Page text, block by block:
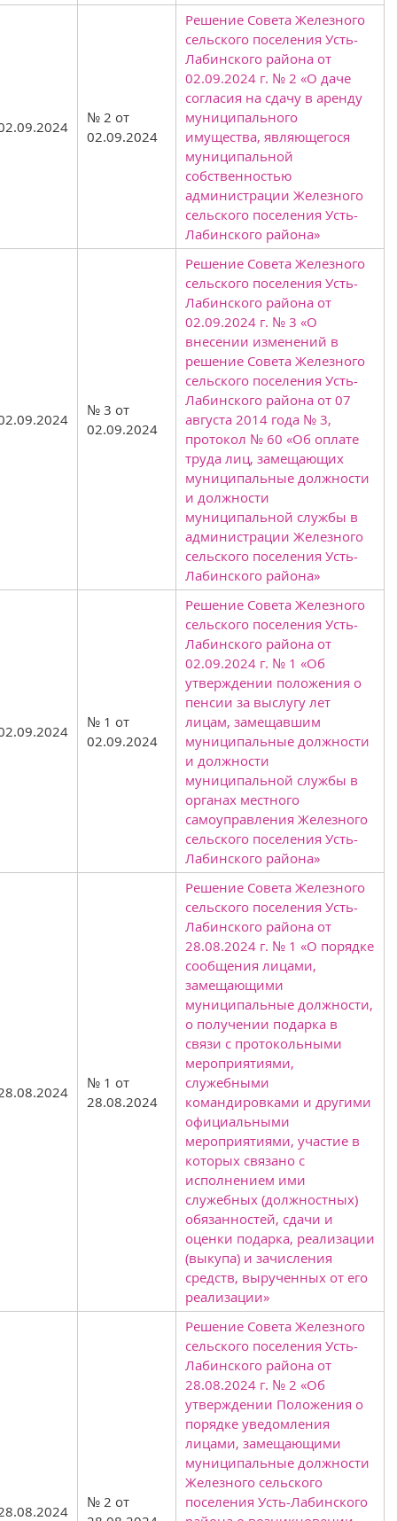
№ 2 от
02.09.2024
Решение Совета Железного
сельского поселения Усть-
Лабинского района от
02.09.2024 г. № 2 «О даче
согласия на сдачу в аренду
муниципального
имущества, являющегося
муниципальной
собственностью
администрации Железного
сельского поселения Усть-
Лабинского района»
№ 3 от
02.09.2024
Решение Совета Железного
сельского поселения Усть-
Лабинского района от
02.09.2024 г. № 3 «О
внесении изменений в
решение Совета Железного
сельского поселения Усть-
Лабинского района от 07
августа 2014 года № 3,
протокол № 60 «Об оплате
труда лиц, замещающих
муниципальные должности
и должности
муниципальной службы в
администрации Железного
сельского поселения Усть-
Лабинского района»
№ 1 от
02.09.2024
Решение Совета Железного
сельского поселения Усть-
Лабинского района от
02.09.2024 г. № 1 «Об
утверждении положения о
пенсии за выслугу лет
лицам, замещавшим
муниципальные должности
и должности
муниципальной службы в
органах местного
самоуправления Железного
сельского поселения Усть-
Лабинского района»
№ 1 от
28.08.2024
Решение Совета Железного
сельского поселения Усть-
Лабинского района от
28.08.2024 г. № 1 «О порядке
сообщения лицами,
замещающими
муниципальные должности,
о получении подарка в
связи с протокольными
мероприятиями,
служебными
командировками и другими
официальными
мероприятиями, участие в
которых связано с
исполнением ими
служебных (должностных)
обязанностей, сдачи и
оценки подарка, реализации
(выкупа) и зачисления
средств, вырученных от его
реализации»
№ 2 от
Решение Совета Железного
сельского поселения Усть-
Лабинского района от
28.08.2024 г. № 2 «Об
утверждении Положения о
порядке уведомления
лицами, замещающими
муниципальные должности
Железного сельского
поселения Усть-Лабинского